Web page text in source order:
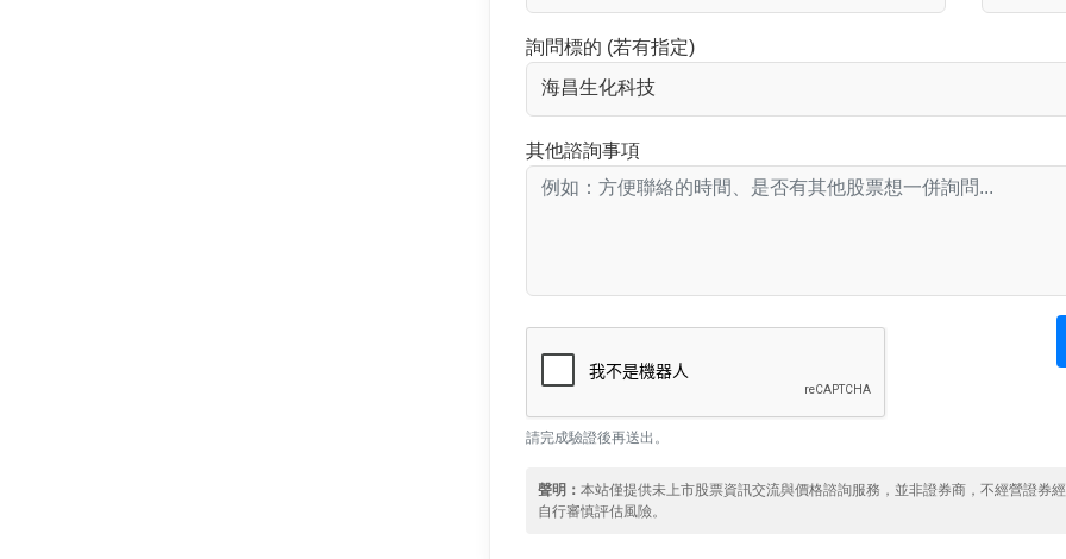
詢問標的 (若有指定)
其他諮詢事項
請完成驗證後再送出。
聲明：本站僅提供未上市股票資訊交流與價格諮詢服務，並非證券商，不經營證券
自行審慎評估風險。